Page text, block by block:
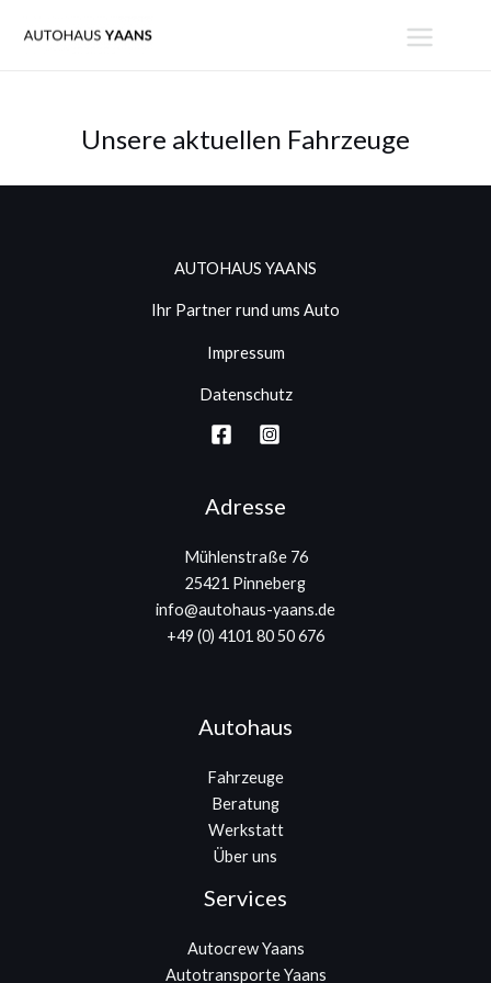
Inhalt
Unsere aktuellen Fahrzeuge
AUTOHAUS YAANS
Ihr Partner rund ums Auto
Impressum
Datenschutz
Adresse
Mühlenstraße 76
25421 Pinneberg
info@autohaus-yaans.de
+49 (0) 4101 80 50 676
Autohaus
Fahrzeuge
Beratung
Werkstatt
Über uns
Services
Autocrew Yaans
Autotransporte Yaans